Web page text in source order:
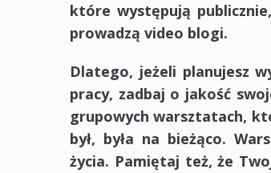
które występują
prowadzą video blogi.
Dlatego, jeżeli planujesz
pracy, zadbaj o jakość
grupowych warsztatach,
był, była na bieżąco.
życia. Pamiętaj też, że